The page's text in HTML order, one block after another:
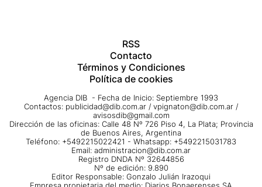
RSS
Contacto
Términos y Condiciones
Política de cookies
Agencia DIB - Fecha de Inicio: Septiembre 1993
Contactos: publicidad@dib.com.ar / vpignaton@dib.com.ar /
avisosdib@gmail.com
Dirección de las oficinas: Calle 48 Nº 726 Piso 4, La Plata; Provincia
de Buenos Aires, Argentina
Teléfono: +5492215022421 - Whatsapp: +5492215031783
Email: administracion@dib.com.ar
Registro DNDA Nº 32644856
Nº de edición: 9.890
Editor Responsable: Gonzalo Julián Irazoqui